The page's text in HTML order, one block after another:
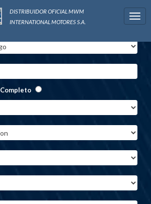
DISTRIBUIDOR OFICIAL MWM
INTERNATIONAL MOTORES S.A.
Completo